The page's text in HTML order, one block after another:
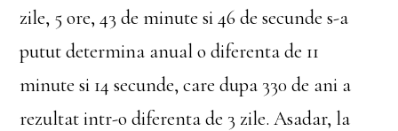
zile, 5 ore, 43 de minute si 46 de secunde s-a
putut determina anual o diferenta de 11
minute si 14 secunde, care dupa 330 de ani a
rezultat intr-o diferenta de 3 zile. Asadar, la